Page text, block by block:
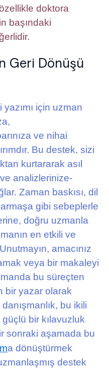
doktora
başındaki
Geri Dönüşü
için uzman
ve nihai
Bu destek, sizi
kurtararak asıl
analizlerinize-
Zaman baskısı, dil
gibi sebeplerle
doğru uzmanla
en etkili ve
amacınız
veya bir makaleyi
bu süreçten
bir yazar olarak
bu ikili
bir kılavuzluk
sonraki aşamada bu
a dönüştürmek
destek